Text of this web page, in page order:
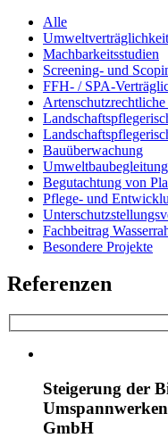
Alle
Machbarkeitsstudien
Screening- und
FFH- / SPA-
Bauüberwachung
Begutachtung von
Pflege- und
Fachbeitrag
Besondere Projekte
Referenzen
Steigerung der
GmbH